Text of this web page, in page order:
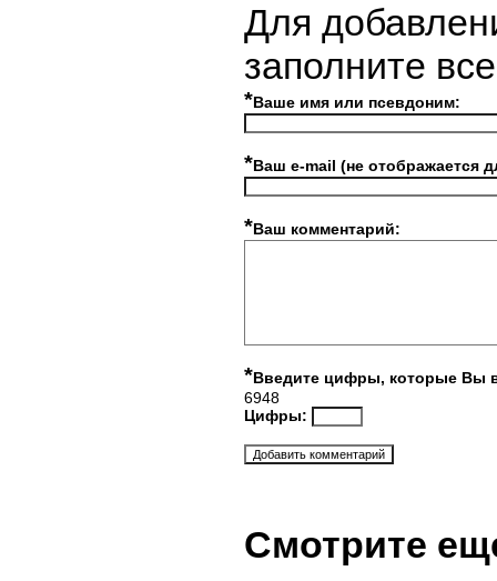
Для
заполните
*Ваше имя или псевдоним:
*Ваш e-mail (не отображается
*Ваш комментарий:
*Введите цифры, которые Вы
6948
Цифры:
Смотрите